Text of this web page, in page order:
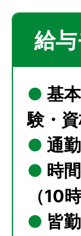
給
● 基
験・
● 通
● 時
（10
● 皆